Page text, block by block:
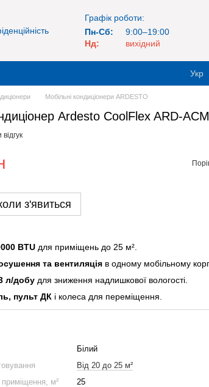
Графік роботи:
Пн-Сб:
9:00–19:00
Нд:
вихідний
Укр
Мобільні кондиціонери ARDESTO
Ardesto CoolFlex ARD-
з'явиться
BTU для приміщень до 25 м².
та вентиляція в одному мобільному
л/добу для зниження надлишкової вологості.
пульт ДК і колеса для переміщення.
Білий
Від 20 до 25 м²
м²
25